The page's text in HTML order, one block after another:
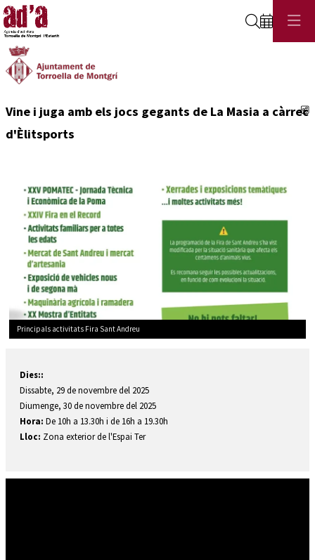
Cerca
Vine i juga amb els jocs gegants de La Masia a càrrec
d'Èlitsports
Principals activitats Fira Sant Andreu
Dies::
Dissabte, 29 de novembre del 2025
Diumenge, 30 de novembre del 2025
Hora: De 10h a 13.30h i de 16h a 19.30h
Lloc: Zona exterior de l'Espai Ter